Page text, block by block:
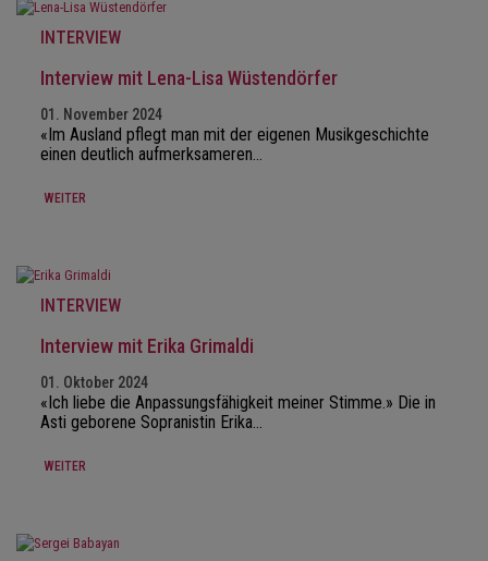
INTERVIEW
Interview mit Lena-Lisa Wüstendörfer
01. November 2024
«Im Ausland pflegt man mit der eigenen Musikgeschichte
einen deutlich aufmerksameren…
WEITER
INTERVIEW
Interview mit Erika Grimaldi
01. Oktober 2024
«Ich liebe die Anpassungsfähigkeit meiner Stimme.» Die in
Asti geborene Sopranistin Erika…
WEITER